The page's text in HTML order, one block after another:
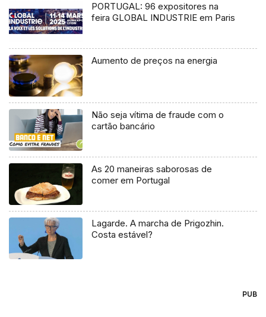
PORTUGAL: 96 expositores na
feira GLOBAL INDUSTRIE em Paris
Aumento de preços na energia
Não seja vítima de fraude com o
cartão bancário
As 20 maneiras saborosas de
comer em Portugal
Lagarde. A marcha de Prigozhin.
Costa estável?
PUB